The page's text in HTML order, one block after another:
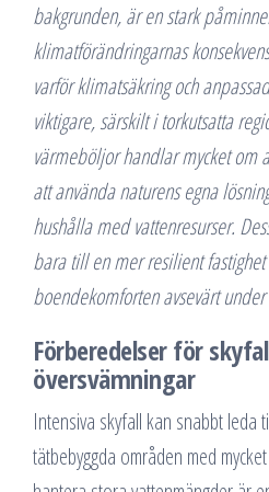
bakgrunden, är en stark
klimatförändringarnas
varför klimatsäkring och
viktigare, särskilt i torkutsatta
värmeböljor handlar mycket om
att använda naturens egna
hushålla med vattenresurser.
bara till en mer resilient
boendekomforten avsevärt
Förberedelser för
översvämningar
Intensiva skyfall kan snabbt leda
tätbebyggda områden med